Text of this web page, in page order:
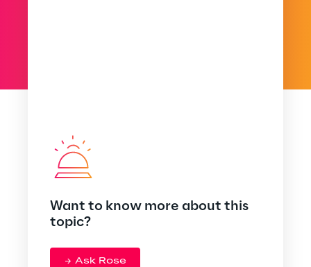
Want to know more about this
topic?
Ask Rose